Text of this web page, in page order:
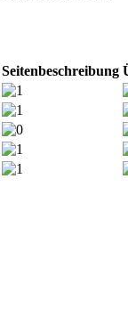
Seitenbeschreibung